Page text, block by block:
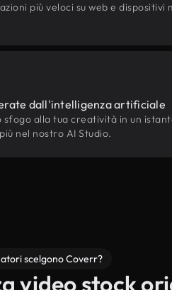
più veloci su web e dispositivi
dall'intelligenza artificiale
sfogo alla tua creatività in un
nel nostro AI Studio.
scelgono Coverr?
video stock